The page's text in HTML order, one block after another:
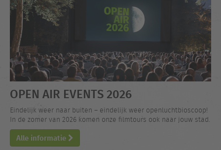
OPEN AIR EVENTS 2026
Eindelijk weer naar buiten – eindelijk weer openluchtbioscoop!
In de zomer van 2026 komen onze filmtours ook naar jouw stad.
Alle informatie